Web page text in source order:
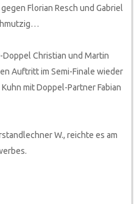
Florian Resch und Gabriel
Doppel Christian und Martin
Auftritt im Semi-Finale wieder
mit Doppel-Partner Fabian
W., reichte es am